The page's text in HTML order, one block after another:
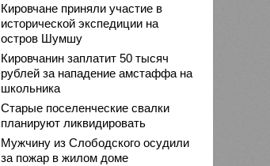
Кировчане приняли участие в
исторической экспедиции на
остров Шумшу
Кировчанин заплатит 50 тысяч
рублей за нападение амстаффа на
школьника
Старые поселенческие свалки
планируют ликвидировать
Мужчину из Слободского осудили
за пожар в жилом доме